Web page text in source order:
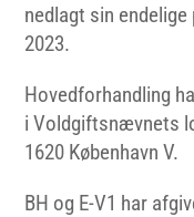
nedlagt sin
2023.
Hovedforhandling
i Voldgiftsnævnets
1620 København V.
BH og E-V1 har